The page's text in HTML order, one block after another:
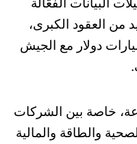
من العقود الكبرى،
ذلك صفقة بقيمة 10 مليارات دولار مع الجيش
خاصة بين الشركات
والطاقة والمالية